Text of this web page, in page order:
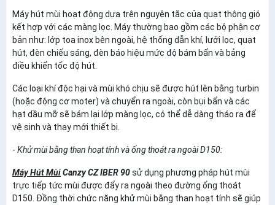
Máy hút mùi hoạt động dựa trên nguyên tắc của quạt thông gió
kết hợp với các màng lọc. Máy thường bao gồm các bộ phận cơ
bản như: lớp toa inox bên ngoài, hệ thống dẫn khí, lưới lọc, quạt
hút, đèn chiếu sáng, đèn báo hiệu mức độ bám bẩn và bảng
điều khiển tốc độ hút.
Các loại khí độc hại và mùi khó chịu sẽ được hút lên bằng turbin
(hoặc động cơ moter) và chuyển ra ngoài, còn bụi bẩn và các
hạt dầu mỡ sẽ bám lại lớp màng lọc, có thể dễ dàng tháo ra để
vệ sinh và thay mới thiết bị.
- Khử mùi bằng than hoạt tính và ống thoát ra ngoài D150:
Máy Hút MùiCanzy CZ IBER 90sử dụng phương pháp hút mùi
trực tiếp tức mùi được đẩy ra ngoài theo đường ống thoát
D150. Đồng thời chức năng khử mùi bằng than hoạt tính sẽ giúp